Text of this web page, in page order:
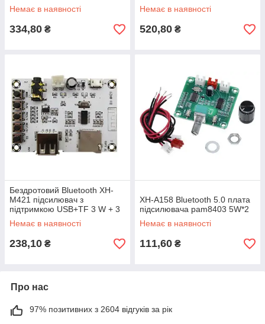
Немає в наявності
334,80 ₴
Немає в наявності
520,80 ₴
Бездротовий Bluetooth XH-
M421 підсилювач з
підтримкою USB+TF 3 W + 3
W
Немає в наявності
238,10 ₴
XH-A158 Bluetooth 5.0 плата
підсилювача pam8403 5W*2
Немає в наявності
111,60 ₴
Про нас
97% позитивних з 2604 відгуків за рік